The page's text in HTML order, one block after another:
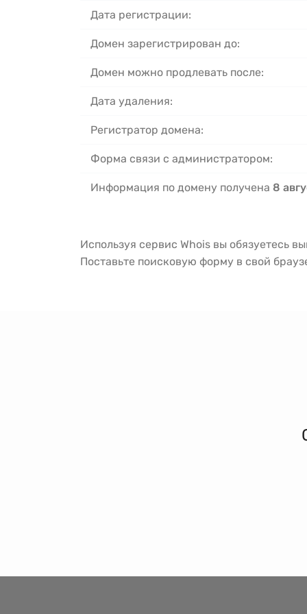
Дата регистрации:
Домен зарегистрирован до:
Домен можно продлевать после:
Дата удаления:
Регистратор домена:
Форма связи с администратором:
Информация по домену получена 8
Используя сервис Whois вы обязуетесь
Поставьте поисковую форму в свой